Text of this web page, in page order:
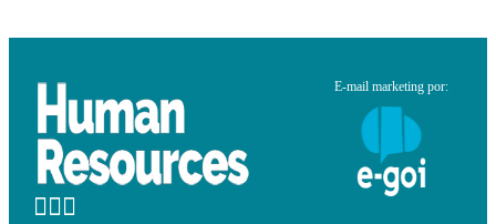
E-mail marketing por: